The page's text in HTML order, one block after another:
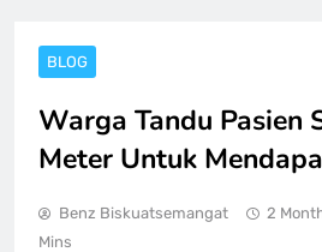
BLOG
Warga Tandu Pasien
Meter Untuk
Benz Biskuatsemangat 2
Mins